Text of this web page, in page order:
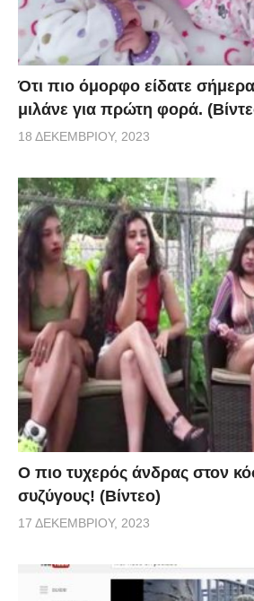
Ότι πιο όμορφο είδατε
μιλάνε για πρώτη φορά.
18 ΔΕΚΕΜΒΡΊΟΥ, 2023
Ο πιο τυχερός άνδρας στον
συζύγους! (Βίντεο)
17 ΔΕΚΕΜΒΡΊΟΥ, 2023